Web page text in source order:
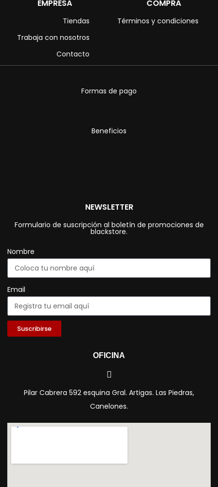
EMPRESA
Tiendas
Trabaja con nosotros
Contacto
COMPRA
Términos y condiciones
Formas de pago
Beneficios
NEWSLETTER
Formulario de suscripción al boletín de promociones de
blackstore.
Nombre
Email
Suscribirse
OFICINA
Pilar Cabrera 592 esquina Gral. Artigas. Las Piedras,
Canelones.